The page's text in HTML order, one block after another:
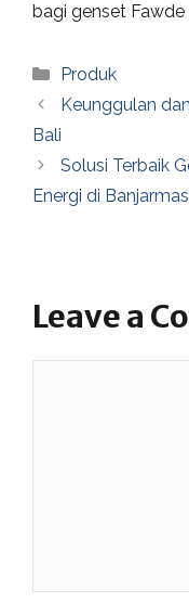
bagi genset Fawde
Categories
Produk
Keunggulan
Bali
Solusi Terbaik
Energi di
Leave a